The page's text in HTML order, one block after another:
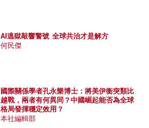
AI逃獄敲響警號 全球共治才是解方
何民傑
國際關係學者孔永樂博士：將美伊衝突類比
越戰，兩者有何異同？中國崛起能否為全球
格局發揮穩定效用？
本社編輯部